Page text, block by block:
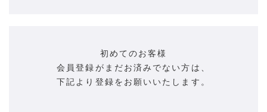
初めてのお客様
会員登録がまだお済みでない方は、
下記より登録をお願いいたします。